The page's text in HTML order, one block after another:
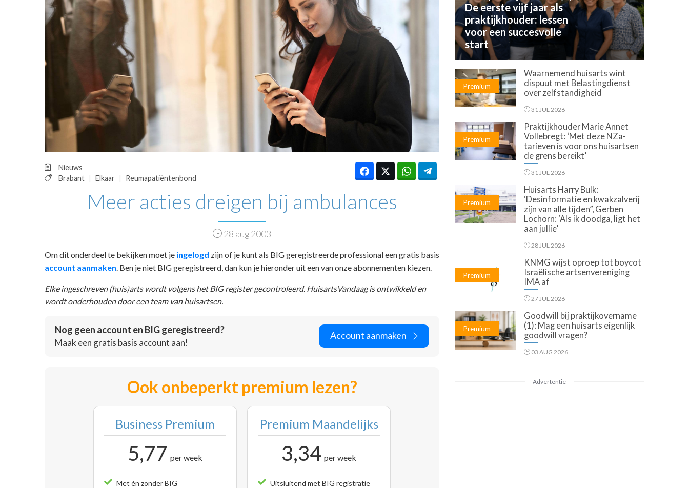
HUISARTSENPOST
PRAKTIJKZAKEN
VPHUISARTSEN
MEDISCHE VAKHANDEL
REGISTRATIE
Nieuws
Brabant
Elkaar Reumapatiëntenbond
Meer acties dreigen bij ambulances
28 aug 2003
Om dit onderdeel te bekijken moet je ingelogd zijn of je kunt als BIG geregistreerde professional een gratis basis
account aanmaken . Ben je niet BIG geregistreerd, dan kun je hieronder uit een van onze abonnementen kiezen.
Elke ingeschreven (huis)arts wordt volgens het BIG register gecontroleerd. HuisartsVandaag is ontwikkeld en
wordt onderhouden door een team van huisartsen.
Nog geen account en BIG geregistreerd?
Maak een gratis basis account aan!
Account aanmaken
Ook onbeperkt premium lezen?
Business Premium
5,77 per week
Met én zonder BIG
Premium Maandelijks
3,34 per week
Uitsluitend met BIG registratie
De eerste vijf jaar als
praktijkhouder: lessen
voor een succesvolle
start
Premium
Waarnemend huisarts wint
dispuut met Belastingdienst
over zelfstandigheid
31 JUL 2026
Premium
Praktijkhouder Marie Annet
Vollebregt: ‘Met deze NZa-
tarieven is voor ons huisartsen
de grens bereikt’
31 JUL 2026
Premium
Huisarts Harry Bulk:
‘Desinformatie en kwakzalverij
zijn van alle tijden”, Gerben
Lochorn: ‘Als ik doodga, ligt het
aan jullie’
28 JUL 2026
Premium
KNMG wijst oproep tot boycot
Israëlische artsenvereniging
IMA af
27 JUL 2026
Premium
Goodwill bij praktijkovername
(1): Mag een huisarts eigenlijk
goodwill vragen?
03 AUG 2026
Advertentie